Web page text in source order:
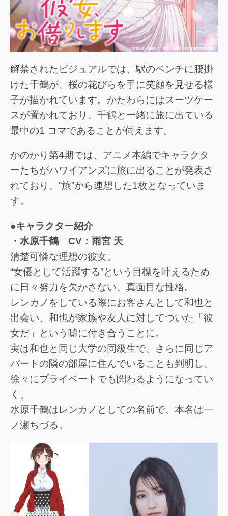
解禁されたビジュアルでは、駅のベンチに腰掛
けた千鶴が、桜の花びらを手に笑顔を見せる様
子が描かれています。かたわらにはスーツケー
スが置かれており、千鶴と一緒に旅に出ている
最中の1 コマであることが伺えます。
かのかり第4期では、アニメ本編でキャラクタ
ーたちがハワイアンズに旅に出ることが発表さ
れており、“旅”から連想した1枚となっていま
す。
●キャラクター紹介
・水原千鶴 CV：雨宮 天
清楚可憐な理想の彼女。
“女優として活躍する”という目標を叶えるため
に日々努力を欠かさない、真面目な性格。
レンカノをしている際にお客さんとして和也と
出会い、和也が家族や友人に対してついた「彼
女だ」という嘘に付き合うことに。
実は和也と同じ大学の同級生で、さらに同じア
パートの隣の部屋に住んでいることも判明し、
徐々にプライベートでも関わるようになってい
く。
水原千鶴はレンカノとしての名前で、本名は一
ノ瀬ちづる。